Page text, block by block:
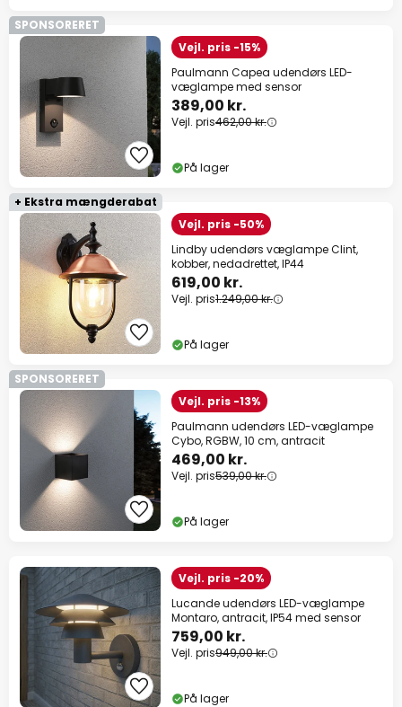
SPONSORERET
Vejl. pris -15%
Paulmann Capea udendørs LED-
væglampe med sensor
389,00 kr.
Vejl. pris462,00 kr.
På lager
+ Ekstra mængderabat
Vejl. pris -50%
Lindby udendørs væglampe Clint,
kobber, nedadrettet, IP44
619,00 kr.
Vejl. pris1.249,00 kr.
På lager
SPONSORERET
Vejl. pris -13%
Paulmann udendørs LED-væglampe
Cybo, RGBW, 10 cm, antracit
469,00 kr.
Vejl. pris539,00 kr.
På lager
Vejl. pris -20%
Lucande udendørs LED-væglampe
Montaro, antracit, IP54 med sensor
759,00 kr.
Vejl. pris949,00 kr.
På lager